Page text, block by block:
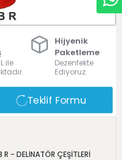
ile
Hijyenik
Paketleme
Dezenfekte
Ediyoruz.
Teklif Formu
- DELİNATÖR ÇEŞİTLERİ